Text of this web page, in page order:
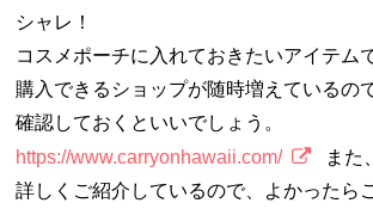
シャレ！
コスメポーチに入れておきたいアイテム
購入できるショップが随時増えているの
確認しておくといいでしょう。
https://www.carryonhawaii.com/
また
詳しくご紹介しているので、よかったら